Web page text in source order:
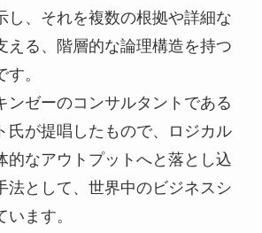
し、それを複数の根拠や詳細な
える、階層的な論理構造を持つ
。
ンゼーのコンサルタントである
氏が提唱したもので、ロジカル
的なアウトプットへと落とし込
法として、世界中のビジネスシ
ます。